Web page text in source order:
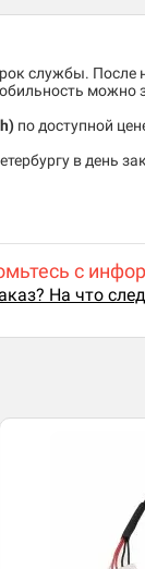
службы. После
по доступной
в день
с
На что